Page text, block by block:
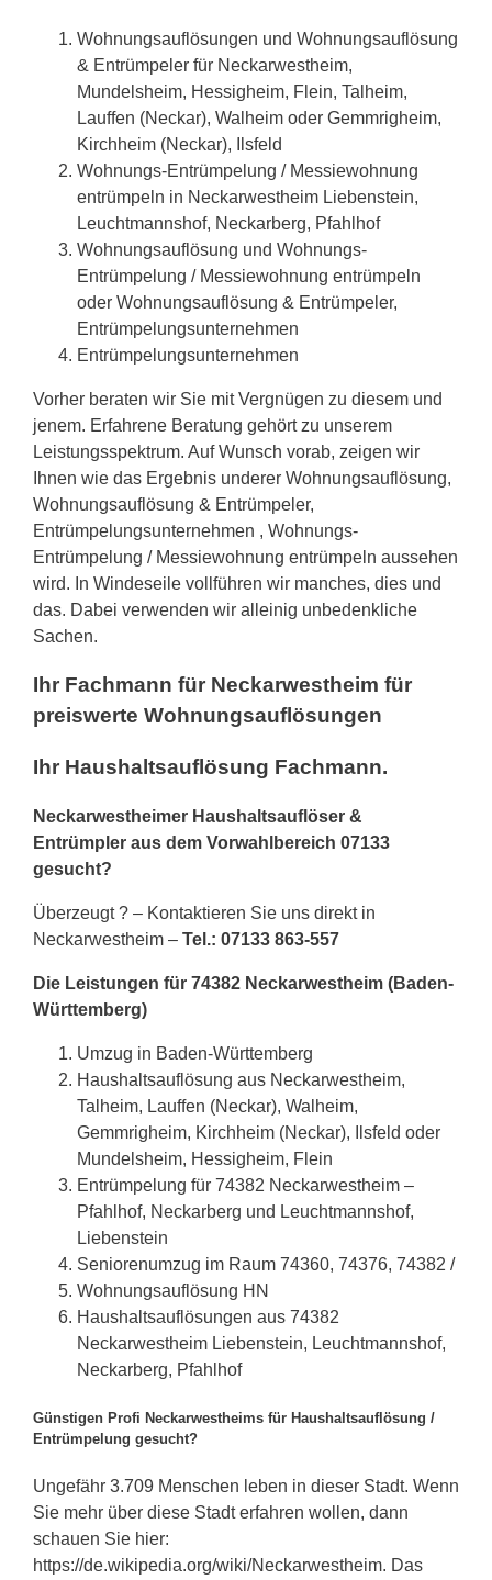
Wohnungsauflösungen und Wohnungsauflösung
& Entrümpeler für Neckarwestheim,
Mundelsheim, Hessigheim, Flein, Talheim,
Lauffen (Neckar), Walheim oder Gemmrigheim,
Kirchheim (Neckar), Ilsfeld
Wohnungs-Entrümpelung / Messiewohnung
entrümpeln in Neckarwestheim Liebenstein,
Leuchtmannshof, Neckarberg, Pfahlhof
Wohnungsauflösung und Wohnungs-
Entrümpelung / Messiewohnung entrümpeln
oder Wohnungsauflösung & Entrümpeler,
Entrümpelungsunternehmen
Entrümpelungsunternehmen
Vorher beraten wir Sie mit Vergnügen zu diesem und
jenem. Erfahrene Beratung gehört zu unserem
Leistungsspektrum. Auf Wunsch vorab, zeigen wir
Ihnen wie das Ergebnis underer Wohnungsauflösung,
Wohnungsauflösung & Entrümpeler,
Entrümpelungsunternehmen , Wohnungs-
Entrümpelung / Messiewohnung entrümpeln aussehen
wird. In Windeseile vollführen wir manches, dies und
das. Dabei verwenden wir alleinig unbedenkliche
Sachen.
Ihr Fachmann für Neckarwestheim für
preiswerte Wohnungsauflösungen
Ihr Haushaltsauflösung Fachmann.
Neckarwestheimer Haushaltsauflöser &
Entrümpler aus dem Vorwahlbereich 07133
gesucht?
Überzeugt ? – Kontaktieren Sie uns direkt in
Neckarwestheim – Tel.: 07133 863-557
Die Leistungen für 74382 Neckarwestheim (Baden-
Württemberg)
Umzug in Baden-Württemberg
Haushaltsauflösung aus Neckarwestheim,
Talheim, Lauffen (Neckar), Walheim,
Gemmrigheim, Kirchheim (Neckar), Ilsfeld oder
Mundelsheim, Hessigheim, Flein
Entrümpelung für 74382 Neckarwestheim –
Pfahlhof, Neckarberg und Leuchtmannshof,
Liebenstein
Seniorenumzug im Raum 74360, 74376, 74382 /
Wohnungsauflösung HN
Haushaltsauflösungen aus 74382
Neckarwestheim Liebenstein, Leuchtmannshof,
Neckarberg, Pfahlhof
Günstigen Profi Neckarwestheims für Haushaltsauflösung /
Entrümpelung gesucht?
Ungefähr 3.709 Menschen leben in dieser Stadt. Wenn
Sie mehr über diese Stadt erfahren wollen, dann
schauen Sie hier:
https://de.wikipedia.org/wiki/Neckarwestheim. Das